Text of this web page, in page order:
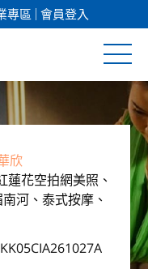
專區 會員登入
欣
花空拍網美照、
河、泰式按摩、